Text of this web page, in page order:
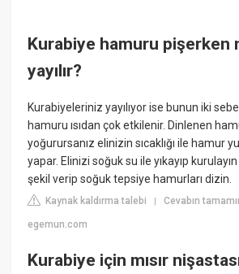
Kurabiye hamuru pişerken
yayılır?
Kurabiyeleriniz yayılıyor ise bunun iki
hamuru ısıdan çok etkilenir. Dinlenen
yoğurursanız elinizin sıcaklığı ile hamur
yapar. Elinizi soğuk su ile yıkayıp
şekil verip soğuk tepsiye hamurları dizin.
Kaynak kaldırma talebi |Cevabın
egemun.com
Kurabiye için mısır